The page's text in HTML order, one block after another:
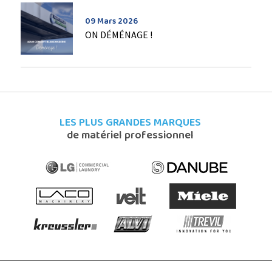
09 Mars 2026
ON DÉMÉNAGE !
LES PLUS GRANDES MARQUES
de matériel professionnel